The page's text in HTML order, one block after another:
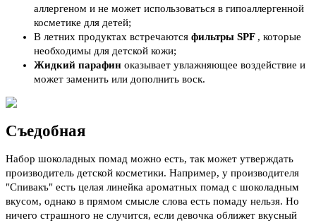
аллергеном и не может использоваться в гипоаллергенной
косметике для детей;
В летних продуктах встречаются фильтры SPF , которые
необходимы для детской кожи;
Жидкий парафин оказывает увлажняющее воздействие и
может заменить или дополнить воск.
Съедобная
Набор шоколадных помад можно есть, так может утверждать
производитель детской косметики. Например, у производителя
"Спивакъ" есть целая линейка ароматных помад с шоколадным
вкусом, однако в прямом смысле слова есть помаду нельзя. Но
ничего страшного не случится, если девочка оближет вкусный